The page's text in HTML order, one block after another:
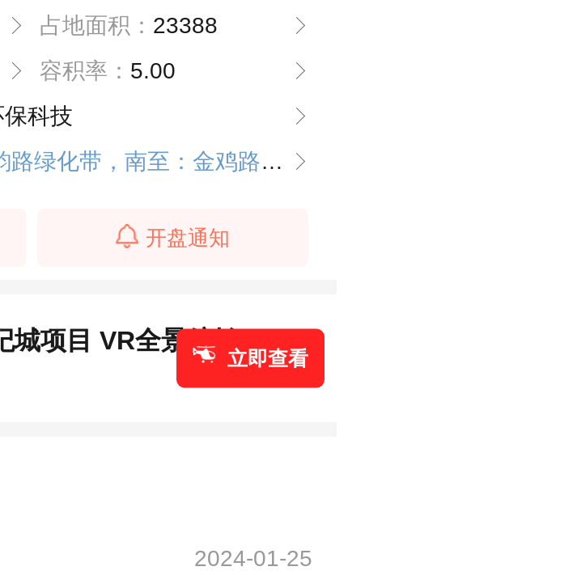
占地面积： 23388
容积率： 5.00
科技
至：金鸡路绿化带，西至：观澜路绿化带，北至：规...
开盘通知
城项目 VR全景航拍 Hot!
立即查看
2024-01-25